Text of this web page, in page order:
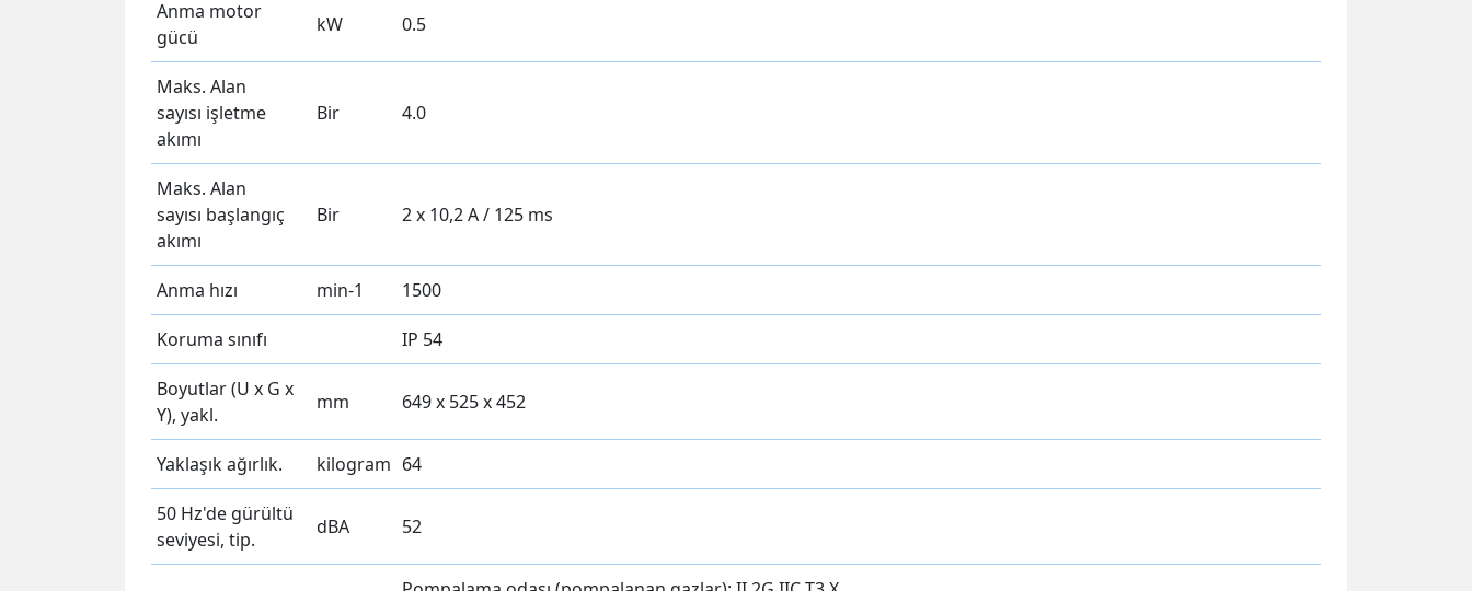
Anma motor
gücü
kW 0.5
Maks. Alan
sayısı işletme
akımı
Bir 4.0
Maks. Alan
sayısı başlangıç ​​
akımı
Bir 2 x 10,2 A / 125 ms
Anma hızı min-1 1500
Koruma sınıfı IP 54
Boyutlar (U x G x
Y), yakl.
mm 649 x 525 x 452
Yaklaşık ağırlık. kilogram 64
50 Hz'de gürültü
seviyesi, tip.
dBA 52